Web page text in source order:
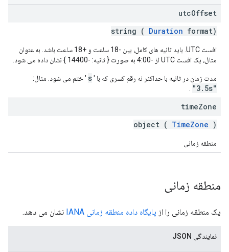
utcOffset
string ( Duration format)
افست UTC. باید ثانیه های کامل، بین -18 ساعت و +18 ساعت باشد. به عنوان
مثال، یک افست UTC از -4:00 به صورت { ثانیه: -14400 } نشان داده می شود.
مدت زمان در ثانیه با حداکثر نه رقم کسری که با 's ' ختم می شود. مثال:
"3.5s"
timeZone
object ( TimeZone )
منطقه زمانی
منطقه زمانی
یک منطقه زمانی را از پایگاه داده منطقه زمانی IANA نشان می دهد.
نمایندگی JSON